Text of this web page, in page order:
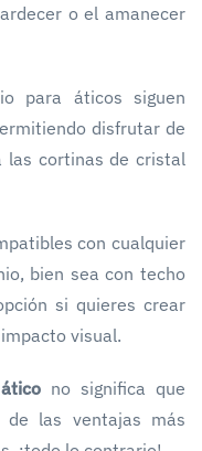
o el amanecer
para áticos siguen
disfrutar de
las cortinas de cristal
con cualquier
bien sea con techo
si quieres crear
visual.
no significa que
las ventajas más